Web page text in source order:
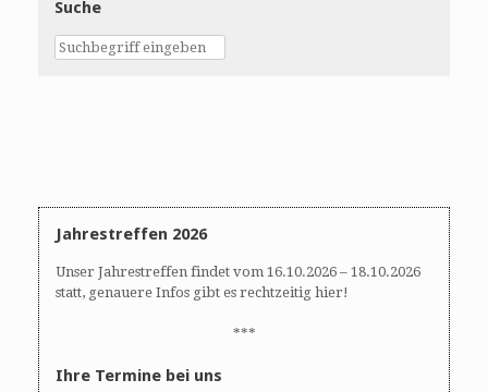
Suche
Jahrestreffen 2026
Unser Jahrestreffen findet vom 16.10.2026 – 18.10.2026
statt, genauere Infos gibt es rechtzeitig hier!
***
Ihre Termine bei uns